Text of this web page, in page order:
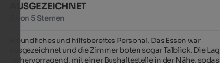
AUSGEZEICHNET
5 von 5 Sternen
Freundliches und hilfsbereites Personal. Das Essen war
ausgezeichnet und die Zimmer boten sogar Talblick. Die
ist hervorragend, mit einer Bushaltestelle in der Nähe,